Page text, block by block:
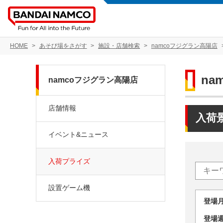
HOME あそび場をさがす 施設・店舗検索 namcoフジグラン高陽店
入荷
登
登
namcoフジグラン高陽店
店舗情報
イベント&ニュース
入荷プライズ
設置ゲーム機